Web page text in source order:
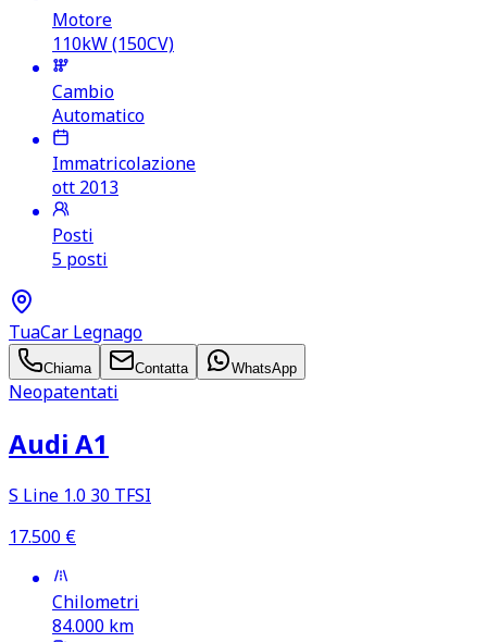
Motore
110kW (150CV)
Cambio
Automatico
Immatricolazione
ott 2013
Posti
5 posti
TuaCar Legnago
Chiama Contatta WhatsApp
Neopatentati
Audi A1
S Line 1.0 30 TFSI
17.500 €
Chilometri
84.000 km